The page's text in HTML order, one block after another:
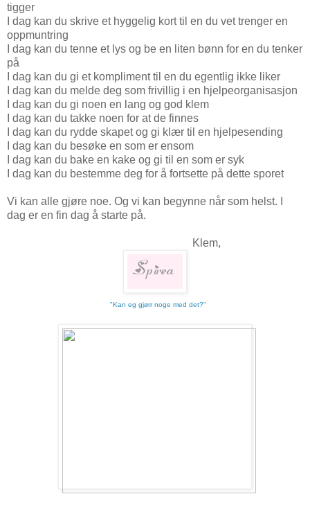
tigger
I dag kan du skrive et hyggelig kort til en du vet trenger en
oppmuntring
I dag kan du tenne et lys og be en liten bønn for en du tenker
på
I dag kan du gi et kompliment til en du egentlig ikke liker
I dag kan du melde deg som frivillig i en hjelpeorganisasjon
I dag kan du gi noen en lang og god klem
I dag kan du takke noen for at de finnes
I dag kan du rydde skapet og gi klær til en hjelpesending
I dag kan du besøke en som er ensom
I dag kan du bake en kake og gi til en som er syk
I dag kan du bestemme deg for å fortsette på dette sporet
Vi kan alle gjøre noe. Og vi kan begynne når som helst. I
dag er en fin dag å starte på.
Klem,
"Kan eg gjørr noge med det?"